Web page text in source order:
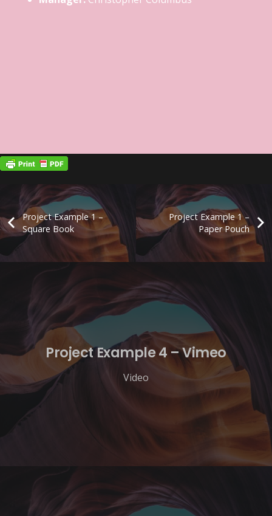
Project Example 1 –
Square Book
Project Example 1 –
Paper Pouch
Project Example 4 – Vimeo
Video